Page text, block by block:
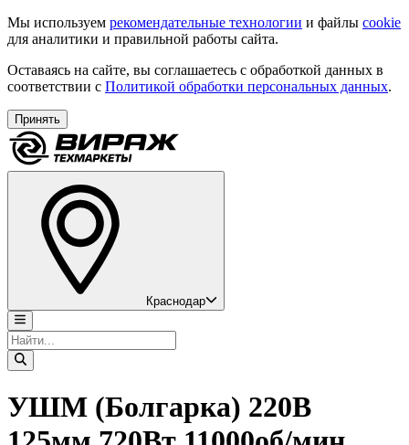
Мы используем рекомендательные технологии и файлы cookie
для аналитики и правильной работы сайта.
Оставаясь на сайте, вы соглашаетесь с обработкой данных в
соответствии с Политикой обработки персональных данных.
Принять
Краснодар
УШМ (Болгарка) 220В